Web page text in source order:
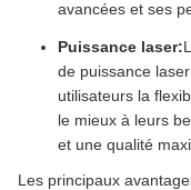
avancées et ses
Puissance laser:
de puissance
utilisateurs la
le mieux à leurs
et une qualité
Les principaux